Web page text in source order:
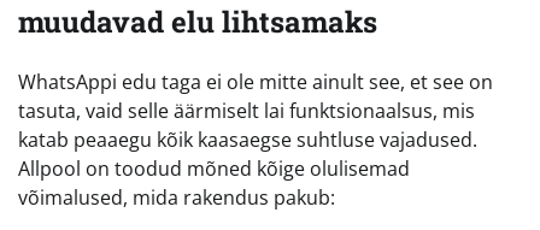
muudavad elu lihtsamaks
WhatsAppi edu taga ei ole mitte ainult see, et see on
tasuta, vaid selle äärmiselt lai funktsionaalsus, mis
katab peaaegu kõik kaasaegse suhtluse vajadused.
Allpool on toodud mõned kõige olulisemad
võimalused, mida rakendus pakub: